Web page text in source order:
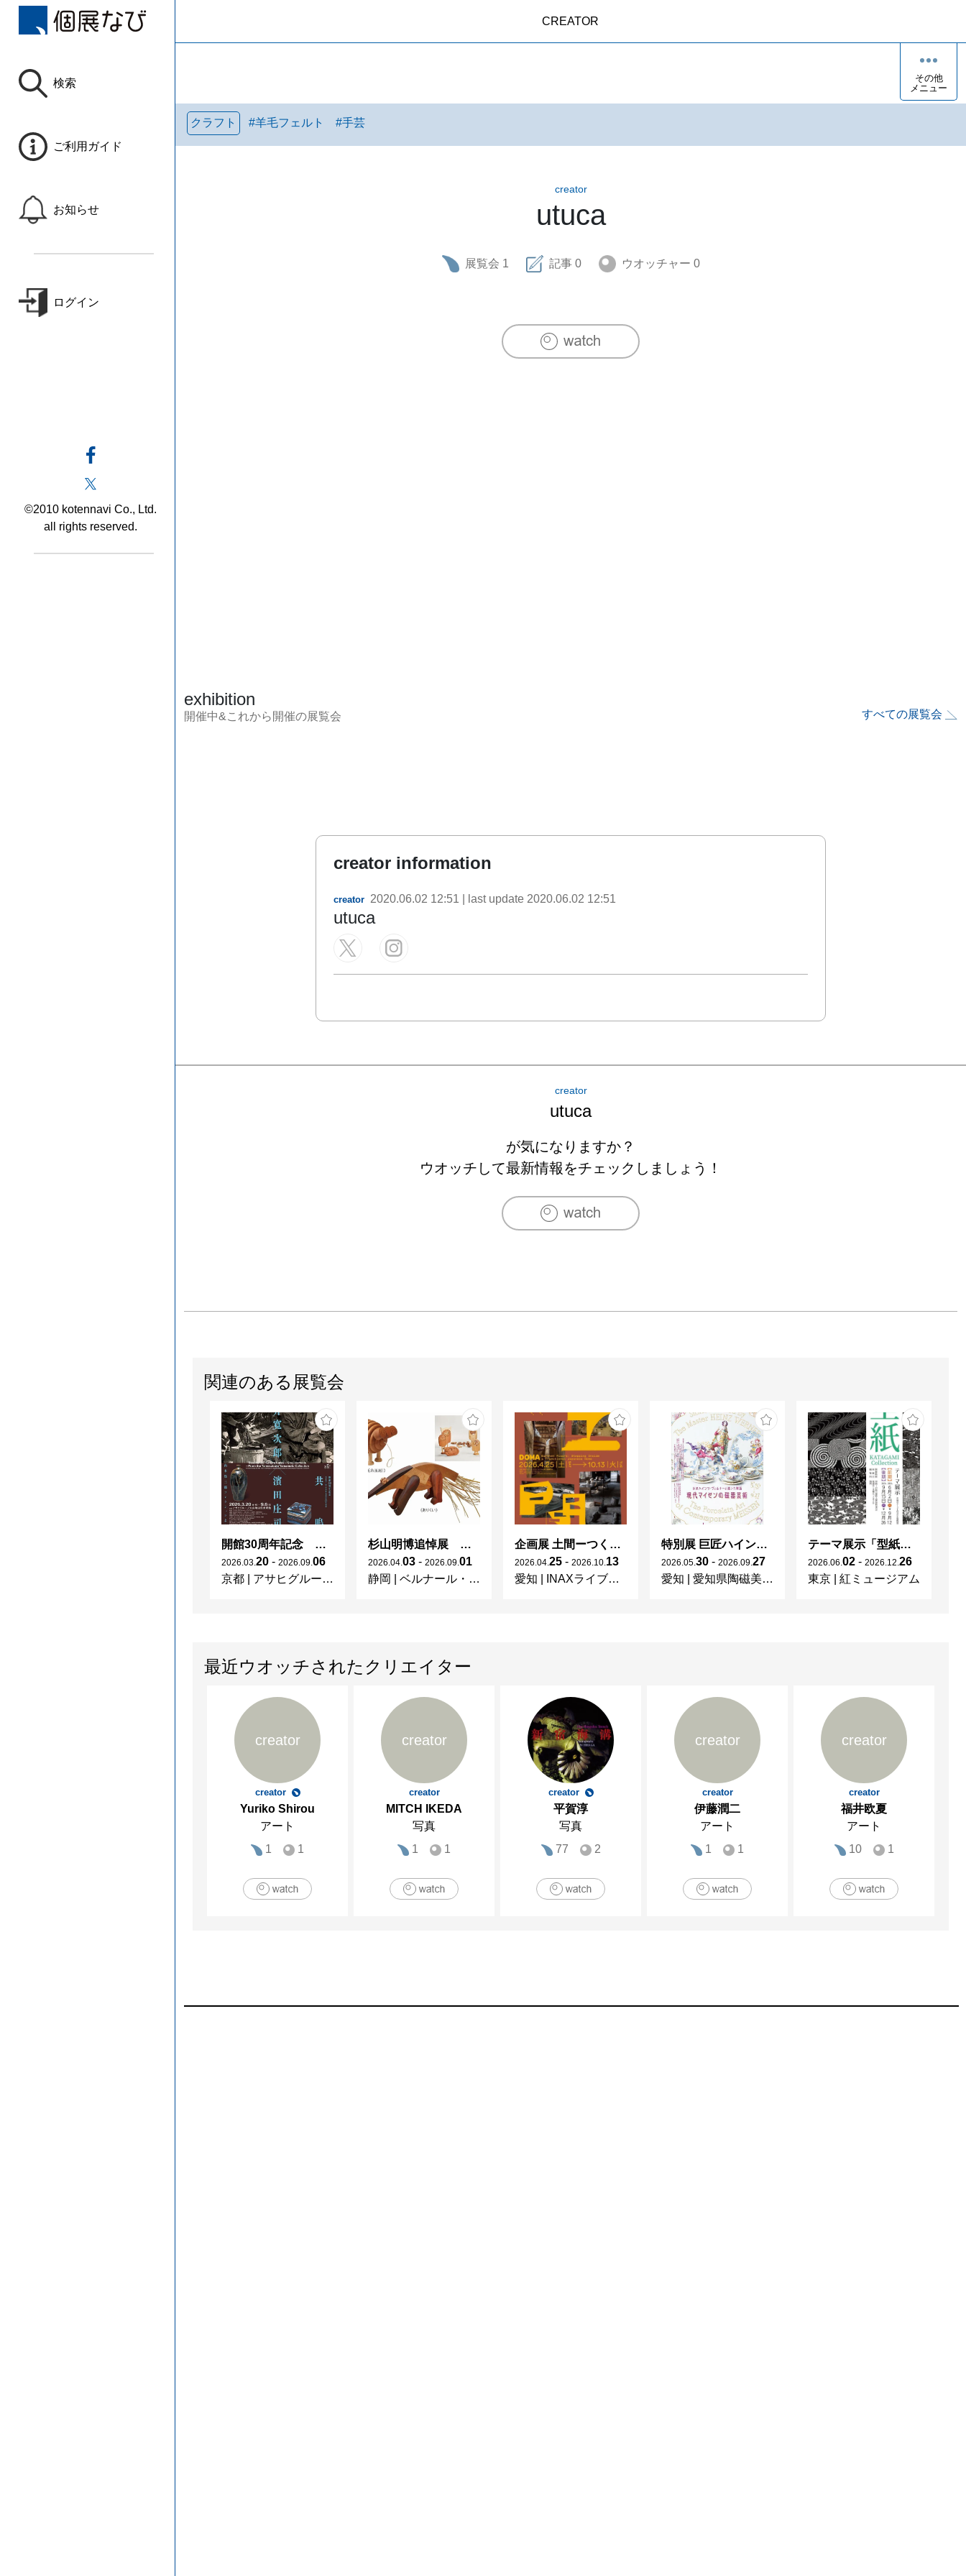
検索
ご利用ガイド
お知らせ
ログイン
©2010 kotennavi Co., Ltd.
all rights reserved.
CREATOR
その他
メニュー
クラフト #羊毛フェルト #手芸
creator
utuca
展覧会 1 記事 0 ウオッチャー 0
exhibition
開催中&これから開催の展覧会 すべての展覧会
creator information
creator 2020.06.02 12:51 | last update 2020.06.02 12:51
utuca
creator
utuca
が気になりますか？
ウオッチして最新情報をチェックしましょう！
関連のある展覧会
開館30周年記念 山本爲三郎・河井寬次郎没後60年記念 「共鳴 河井寬次郎 × 濱田庄司 ー山本爲三郎コレクションより」
2026 03 20 - 2026 09 06
京都
アサヒグループ大山崎山荘美術館
杉山明博追悼展 木とわたし―木工の妙技と美術教育
2026 04 03 - 2026 09 01
静岡
ベルナール・ビュフェ美術館
企画展 土間ーつくって、つかって、再発見ー
2026 04 25 - 2026 10 13
愛知
INAXライブミュージアム
特別展 巨匠ハインツ・ヴェルナーの描いた物語（メルヘン） ー現代マイセンの磁器芸術ー
2026 05 30 - 2026 09 27
愛知
愛知県陶磁美術館
テーマ展示「型紙 KATAGAMI Collection」
2026 06 02 - 2026 12 26
東京
紅ミュージアム
最近ウオッチされたクリエイター
creator
creator
Yuriko Shirou
アート
1
1
creator
creator
MITCH IKEDA
写真
1
1
creator
平賀淳
写真
77
2
creator
creator
伊藤潤二
アート
1
1
creator
creator
福井欧夏
アート
10
1